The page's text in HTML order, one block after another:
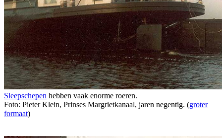
Sleepschepen hebben vaak enorme roeren.
Foto: Pieter Klein, Prinses Margrietkanaal, jaren negentig. (groter
formaat)